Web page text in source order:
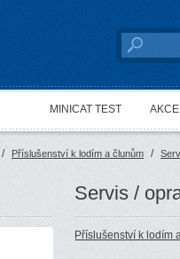
MINICAT TEST
/ Příslušenství k lodím a člunům /
Servis /
Příslušenství k lodím